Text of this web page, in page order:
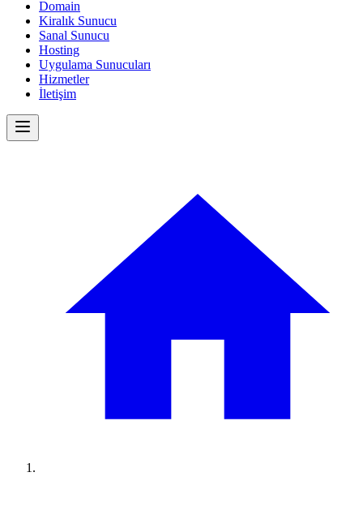
Domain
Kiralık Sunucu
Sanal Sunucu
Hosting
Uygulama Sunucuları
Hizmetler
İletişim